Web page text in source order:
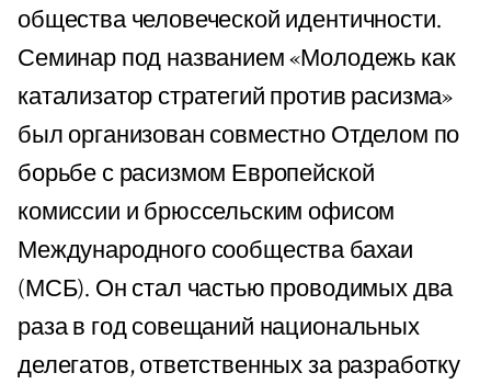
общества человеческой идентичности.
Семинар под названием «Молодежь как
катализатор стратегий против расизма»
был организован совместно Отделом по
борьбе с расизмом Европейской
комиссии и брюссельским офисом
Международного сообщества бахаи
(МСБ). Он стал частью проводимых два
раза в год совещаний национальных
делегатов, ответственных за разработку